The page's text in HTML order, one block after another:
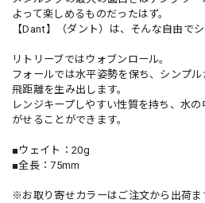
よって楽しめるものだったはず。
【Dant】（ダント）は、そんな自由で
リトリーブではウォブンロール。
フォールでは水平姿勢を保ち、シンプ
飛距離を生み出します。
レンジキープしやすい性質を持ち、水
がせることができます。
■ウェイト：20g
■全長：75mm
※お取り寄せカラーはご注文から出荷